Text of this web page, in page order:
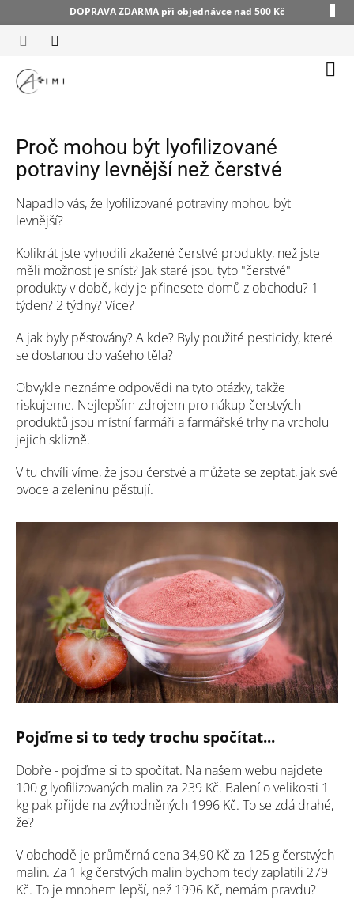
na
obsah
DOPRAVA ZDARMA při objednávce nad 500 Kč
Proč mohou být lyofilizované
potraviny levnější než čerstvé
Napadlo vás, že lyofilizované potraviny mohou být
levnější?
Kolikrát jste vyhodili zkažené čerstvé produkty, než jste
měli možnost je sníst? Jak staré jsou tyto "čerstvé"
produkty v době, kdy je přinesete domů z obchodu? 1
týden? 2 týdny? Více?
A jak byly pěstovány? A kde? Byly použité pesticidy, které
se dostanou do vašeho těla?
Obvykle neznáme odpovědi na tyto otázky, takže
riskujeme. Nejlepším zdrojem pro nákup čerstvých
produktů jsou místní farmáři a farmářské trhy na vrcholu
jejich sklizně.
V tu chvíli víme, že jsou čerstvé a můžete se zeptat, jak své
ovoce a zeleninu pěstují.
Pojďme si to tedy trochu spočítat...
Dobře - pojďme si to spočítat. Na našem webu najdete
100 g lyofilizovaných malin za 239 Kč. Balení o velikosti 1
kg pak přijde na zvýhodněných 1996 Kč. To se zdá drahé,
že?
V obchodě je průměrná cena 34,90 Kč za 125 g čerstvých
malin. Za 1 kg čerstvých malin bychom tedy zaplatili 279
Kč. To je mnohem lepší, než 1996 Kč, nemám pravdu?